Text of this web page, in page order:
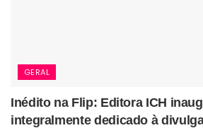
GERAL
Inédito na Flip: Editora ICH
integralmente dedicado à